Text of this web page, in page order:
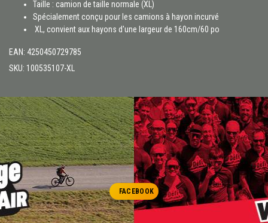
Taille : camion de taille normale (XL)
Spécialement conçu pour les camions à hayon incurvé
XL, convient aux hayons d'une largeur de 160cm/60 po
EAN: 4250450729785
SKU: 100535107-XL
FACEBOOK